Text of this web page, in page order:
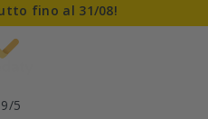
fino al 31/08!
/5